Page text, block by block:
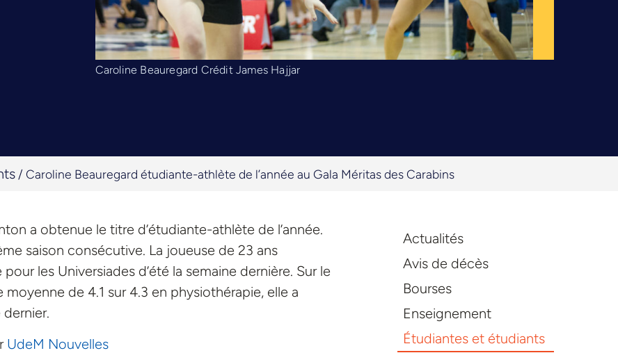
Caroline Beauregard Crédit James Hajjar
/ Caroline Beauregard étudiante-athlète de l’année au Gala Méritas des Carabins
a obtenue le titre d’étudiante-athlète de l’année.
saison consécutive. La joueuse de 23 ans
les Universiades d’été la semaine dernière. Sur le
de 4.1 sur 4.3 en physiothérapie, elle a
UdeM Nouvelles
Actualités
Avis de décès
Bourses
Enseignement
Étudiantes et étudiants